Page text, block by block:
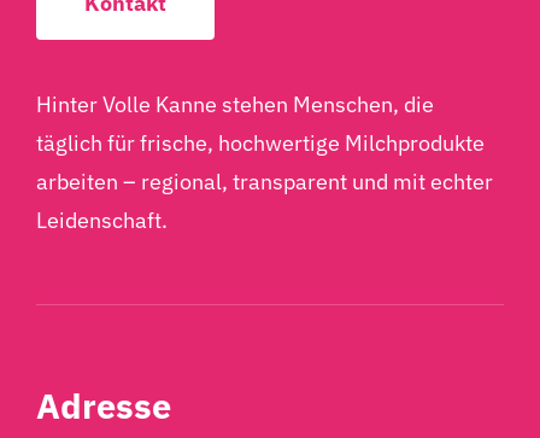
Hinter Volle Kanne stehen Menschen, die
täglich für frische, hochwertige Milchprodukte
arbeiten – regional, transparent und mit echter
Leidenschaft.
Adresse